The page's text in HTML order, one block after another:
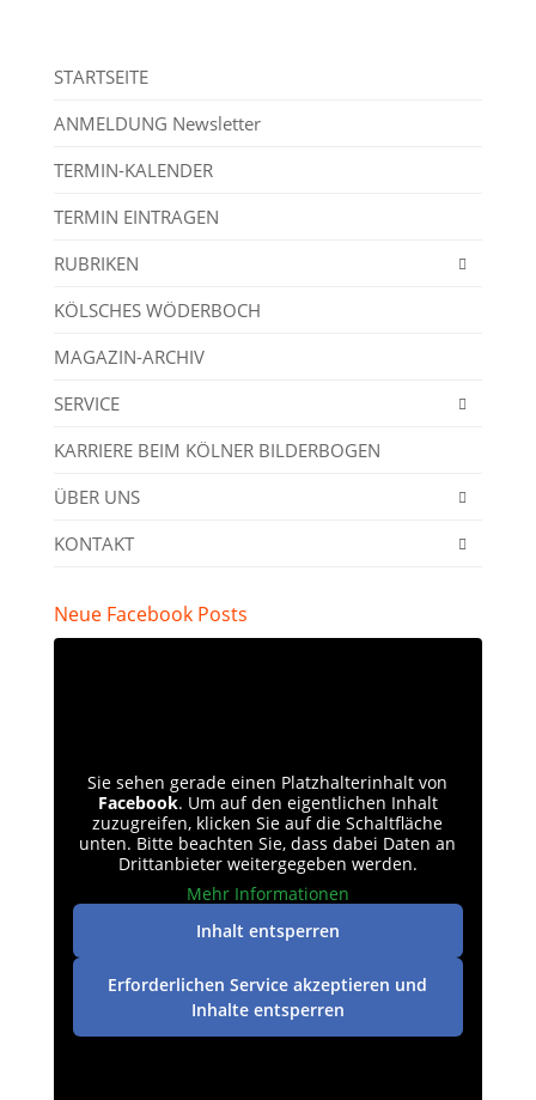
STARTSEITE
ANMELDUNG Newsletter
TERMIN-KALENDER
TERMIN EINTRAGEN
RUBRIKEN
KÖLSCHES WÖDERBOCH
MAGAZIN-ARCHIV
SERVICE
KARRIERE BEIM KÖLNER BILDERBOGEN
ÜBER UNS
KONTAKT
Neue Facebook Posts
Sie sehen gerade einen Platzhalterinhalt von
Facebook. Um auf den eigentlichen Inhalt
zuzugreifen, klicken Sie auf die Schaltfläche
unten. Bitte beachten Sie, dass dabei Daten an
Drittanbieter weitergegeben werden.
Mehr Informationen
Inhalt entsperren
Erforderlichen Service akzeptieren und
Inhalte entsperren